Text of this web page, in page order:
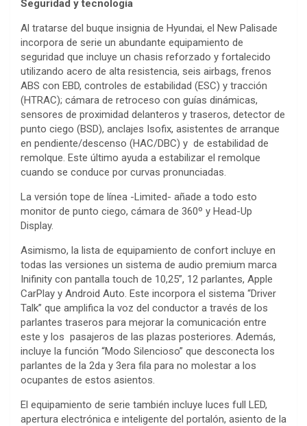
Seguridad y tecnología
Al tratarse del buque insignia de Hyundai, el New Palisade
incorpora de serie un abundante equipamiento de
seguridad que incluye un chasis reforzado y fortalecido
utilizando acero de alta resistencia, seis airbags, frenos
ABS con EBD, controles de estabilidad (ESC) y tracción
(HTRAC); cámara de retroceso con guías dinámicas,
sensores de proximidad delanteros y traseros, detector de
punto ciego (BSD), anclajes Isofix, asistentes de arranque
en pendiente/descenso (HAC/DBC) y de estabilidad de
remolque. Este último ayuda a estabilizar el remolque
cuando se conduce por curvas pronunciadas.
La versión tope de línea -Limited- añade a todo esto
monitor de punto ciego, cámara de 360º y Head-Up
Display.
Asimismo, la lista de equipamiento de confort incluye en
todas las versiones un sistema de audio premium marca
Inifinity con pantalla touch de 10,25”, 12 parlantes, Apple
CarPlay y Android Auto. Este incorpora el sistema “Driver
Talk” que amplifica la voz del conductor a través de los
parlantes traseros para mejorar la comunicación entre
este y los pasajeros de las plazas posteriores. Además,
incluye la función “Modo Silencioso” que desconecta los
parlantes de la 2da y 3era fila para no molestar a los
ocupantes de estos asientos.
El equipamiento de serie también incluye luces full LED,
apertura electrónica e inteligente del portalón, asiento de la